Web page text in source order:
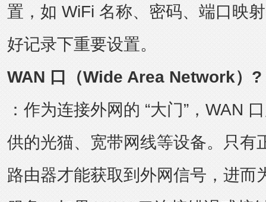
置，如 WiFi 名称、密码、端口映
好记录下重要设置。
WAN 口（Wide Area Network）?
：作为连接外网的 “大门”，WAN
供的光猫、宽带网线等设备。只有
路由器才能获取到外网信号，进而